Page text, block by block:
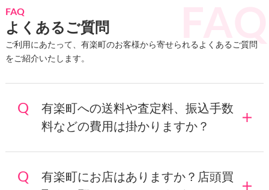
FAQ
よくあるご質問
ご利用にあたって、有楽町のお客様から寄せられるよくあるご質問
をご紹介いたします。
有楽町への送料や査定料、振込手数
料などの費用は掛かりますか？
有楽町にお店はありますか？店頭買